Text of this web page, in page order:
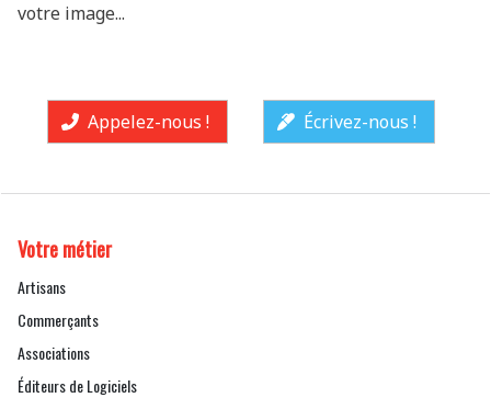
votre image...
Appelez-nous ! Écrivez-nous !
Votre métier
Artisans
Commerçants
Associations
Éditeurs de Logiciels